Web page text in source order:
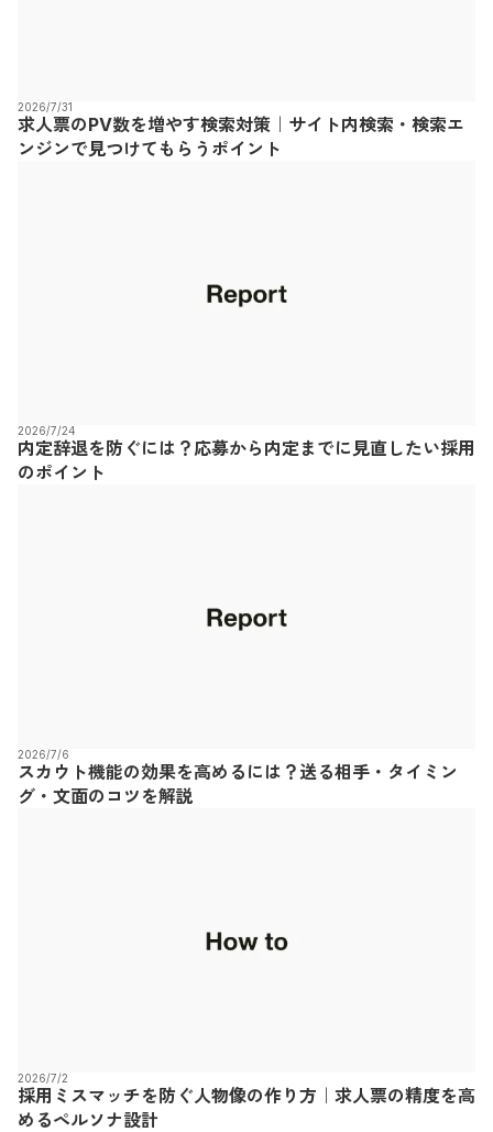
2026/7/31
求人票のPV数を増やす検索対策｜サイト内検索・検索エ
ンジンで見つけてもらうポイント
2026/7/24
内定辞退を防ぐには？応募から内定までに見直したい採用
のポイント
2026/7/6
スカウト機能の効果を高めるには？送る相手・タイミン
グ・文面のコツを解説
2026/7/2
採用ミスマッチを防ぐ人物像の作り方｜求人票の精度を高
めるペルソナ設計